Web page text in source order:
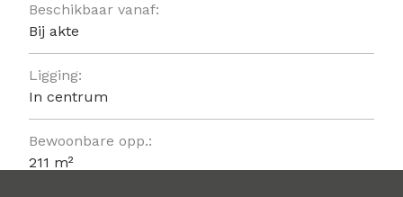
Beschikbaar vanaf:
Bij akte
Ligging:
In centrum
Bewoonbare opp.:
211 m²